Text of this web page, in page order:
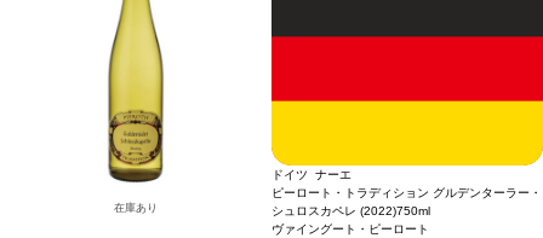
在庫あり
ドイツ ナーエ
ピーロート・トラディション グルデンターラー・
シュロスカペレ (2022)750ml
ヴァイングート・ピーロート